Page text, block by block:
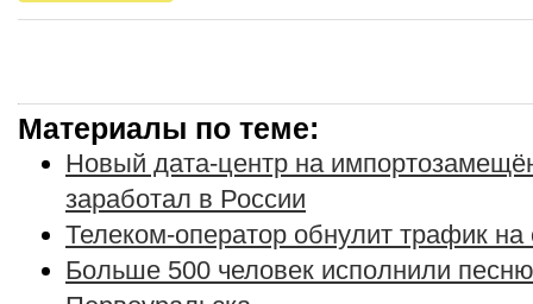
Материалы по теме:
Новый дата-центр на
заработал в России
Телеком-оператор обнулит трафик на
Больше 500 человек исполнили